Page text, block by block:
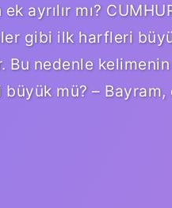
ayrılır mı?
gibi ilk harfleri
Bu nedenle kelimenin
büyük mü? –